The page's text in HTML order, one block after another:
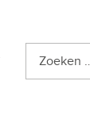
SEARCH THE SITE
Zoeken naar: